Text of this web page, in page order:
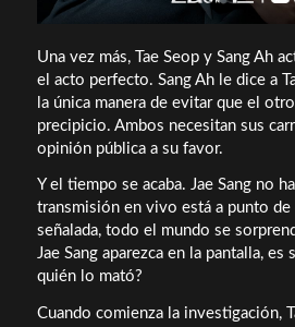
Una vez más, Tae Seop y Sang Ah
el acto perfecto. Sang Ah le dice a
la única manera de evitar que el
precipicio. Ambos necesitan sus
opinión pública a su favor.
Y el tiempo se acaba. Jae Sang no
transmisión en vivo está a punto de
señalada, todo el mundo se
Jae Sang aparezca en la pantalla, es
quién lo mató?
Cuando comienza la investigación,